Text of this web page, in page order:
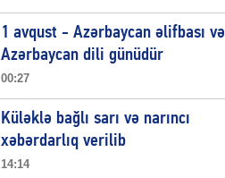
1 avqust - Azərbaycan əlifbası və
Azərbaycan dili günüdür
00:27
Küləklə bağlı sarı və narıncı
xəbərdarlıq verilib
14:14